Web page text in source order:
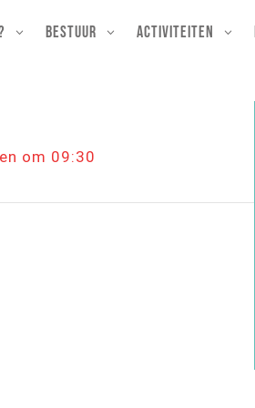
Bestuur Activiteiten
om 09:30